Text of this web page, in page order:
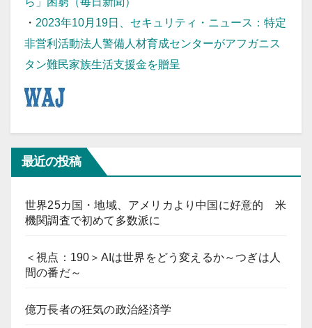
・ 2023年10月19日、セキュリティ・ニュース：特定
非営利活動法人警備人材育成センターがアフガニス
タン難民家族生活支援金を贈呈
最近の投稿
世界25カ国・地域、アメリカより中国に好意的 米
機関調査で初めて多数派に
＜視点：190＞AIは世界をどう変えるか～つぎは人
間の番だ～
億万長者の狂気の政治経済学